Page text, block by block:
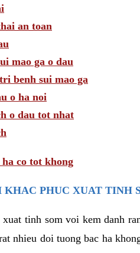
an toan
mao ga o dau
benh sui mao ga
o ha noi
o dau tot nhat
co tot khong
KHAC PHUC XUAT TINH
xuat tinh som voi kem danh
nhieu doi tuong bac ha